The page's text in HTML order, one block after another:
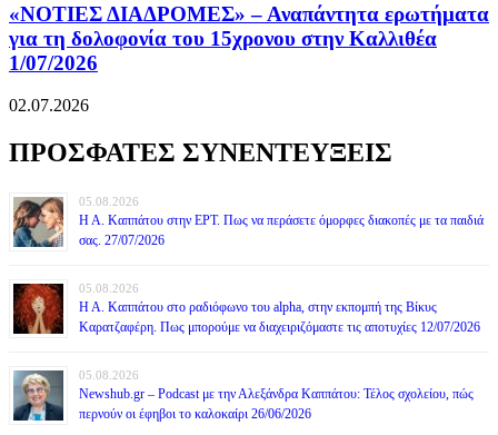
«ΝΟΤΙΕΣ ΔΙΑΔΡΟΜΕΣ» – Αναπάντητα ερωτήματα
για τη δολοφονία του 15χρονου στην Καλλιθέα
1/07/2026
02.07.2026
ΠΡΟΣΦΑΤΕΣ ΣΥΝΕΝΤΕΥΞΕΙΣ
05.08.2026
Η Α. Καππάτου στην ΕΡΤ. Πως να περάσετε όμορφες διακοπές με τα παιδιά
σας. 27/07/2026
05.08.2026
Η Α. Καππάτου στο ραδιόφωνο του alpha, στην εκπομπή της Βίκυς
Καρατζαφέρη. Πως μπορούμε να διαχειριζόμαστε τις αποτυχίες 12/07/2026
05.08.2026
Newshub.gr – Podcast με την Αλεξάνδρα Καππάτου: Τέλος σχολείου, πώς
περνούν οι έφηβοι το καλοκαίρι 26/06/2026